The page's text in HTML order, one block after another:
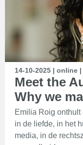
14-10-2025 | online
Meet the
Why we
Emilia Roig
in de liefde, in het
media, in de